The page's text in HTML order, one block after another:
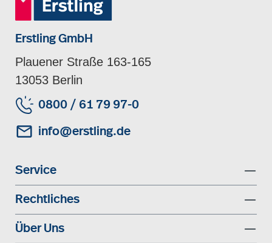
Erstling GmbH
Plauener Straße 163-165
13053 Berlin
0800 / 61 79 97-0
info@erstling.de
Service
Rechtliches
Über Uns